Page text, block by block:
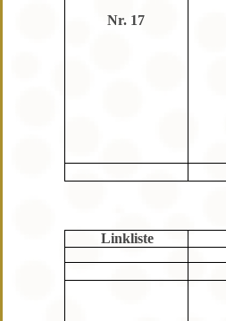
Nr. 17
Linkliste